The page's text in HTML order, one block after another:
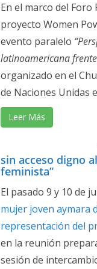
En el marco del
proyecto Women
evento paralelo
latinoamericana frente
organizado en el
de Naciones Unidas
Leer Más
sin acceso digno
feminista”
El pasado 9 y 10 de
mujer joven aymara
representación del
en la reunión
sesión de